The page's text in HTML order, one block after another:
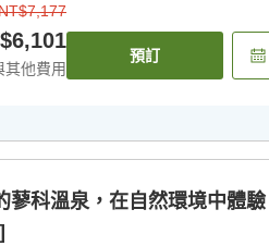
其他費用
預訂
蓼科溫泉，在自然環境中體驗